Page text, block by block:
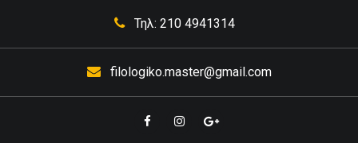
Τηλ: 210 4941314
filologiko.master@gmail.com